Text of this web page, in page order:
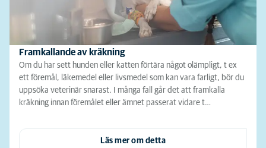
Framkallande av kräkning
Om du har sett hunden eller katten förtära något olämpligt, t ex
ett föremål, läkemedel eller livsmedel som kan vara farligt, bör du
uppsöka veterinär snarast. I många fall går det att framkalla
kräkning innan föremålet eller ämnet passerat vidare t…
Läs mer om detta